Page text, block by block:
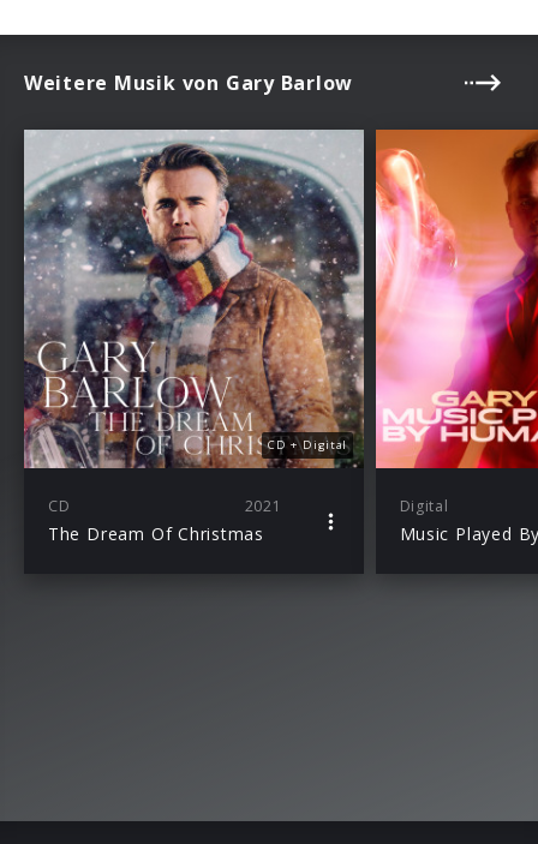
Weitere Musik von Gary Barlow
CD + Digital
CD 2021
The Dream Of Christmas
Digital
Music Played